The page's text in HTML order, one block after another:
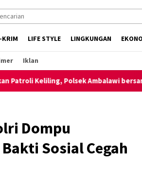
KRIM LIFE STYLE LINGKUNGAN
Iklan
Polsek Ambalawi bersama TNI dan
Dompu
Sosial Cegah